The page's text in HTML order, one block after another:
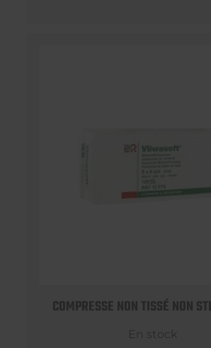
COMPRESSE NON TISSÉ NON
En stock